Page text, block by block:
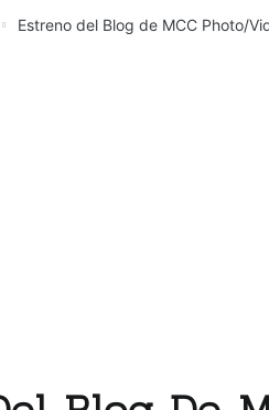
Estreno del Blog de MCC Photo/